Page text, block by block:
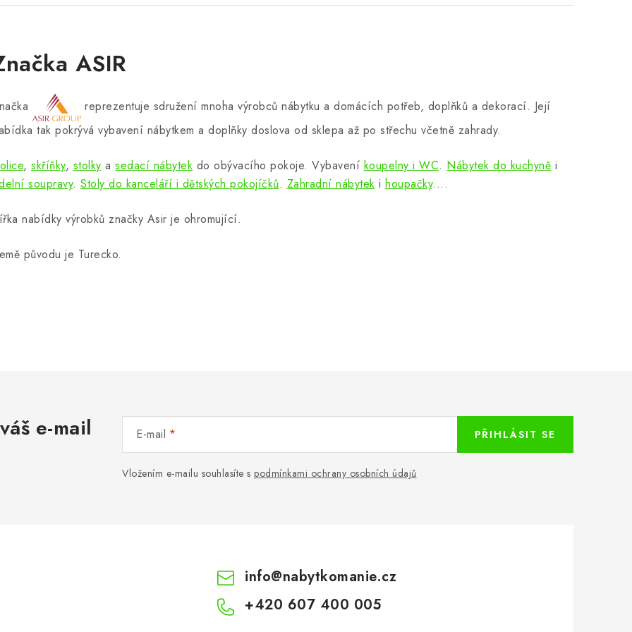
ASIR
reprezentuje sdružení mnoha výrobců nábytku a domácích potřeb, doplňků a dekorací. Její
tak pokrývá vybavení nábytkem a doplňky doslova od sklepa až po střechu včetně zahrady.
, skříňky, stolky a sedací nábytek do obývacího pokoje. Vybavení koupelny i WC. Nábytek do kuchyně i
soupravy. Stoly do kanceláří i dětských pokojíčků. Zahradní nábytek i houpačky....
nabídky výrobků značky Asir je ohromující.
původu je Turecko.
e-mail E-mail
Vložením e-mailu souhlasíte s podmínkami ochrany osobních údajů
PŘIHLÁSIT SE
info@nabytkomanie.cz
+420 607 400 005